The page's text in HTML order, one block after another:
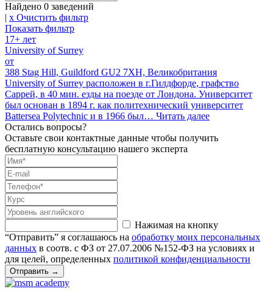
Найдено 0 заведений
| x Очистить фильтр
Показать фильтр
17+ лет
University of Surrey
от
388 Stag Hill, Guildford GU2 7XH, Великобритания
University of Surrey расположен в г.Гилдфорде, графство
Саррей, в 40 мин. езды на поезде от Лондона. Университет
был основан в 1894 г. как политехнический университет
Battersea Polytechnic и в 1966 был… Читать далее
Остались вопросы?
Оставьте свои контактные данные чтобы получить
бесплатную консультацию нашего эксперта
Нажимая на кнопку
“Отправить” я соглашаюсь на обработку моих персональных
данных в соотв. с ФЗ от 27.07.2006 №152-ФЗ на условиях и
для целей, определенных политикой конфиденциальности
Отправить →